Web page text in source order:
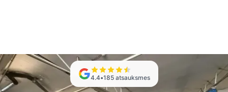
4.4•185 atsauksmes